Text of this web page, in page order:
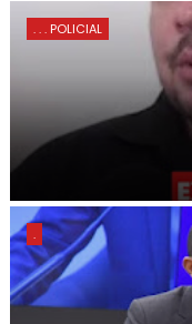
. . . POLICIAL
.